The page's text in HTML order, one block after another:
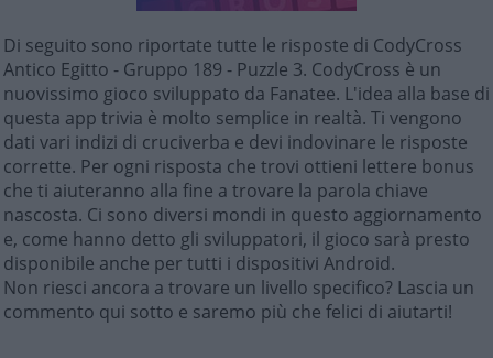
Di seguito sono riportate tutte le risposte di CodyCross
Antico Egitto - Gruppo 189 - Puzzle 3. CodyCross è un
nuovissimo gioco sviluppato da Fanatee. L'idea alla base di
questa app trivia è molto semplice in realtà. Ti vengono
dati vari indizi di cruciverba e devi indovinare le risposte
corrette. Per ogni risposta che trovi ottieni lettere bonus
che ti aiuteranno alla fine a trovare la parola chiave
nascosta. Ci sono diversi mondi in questo aggiornamento
e, come hanno detto gli sviluppatori, il gioco sarà presto
disponibile anche per tutti i dispositivi Android.
Non riesci ancora a trovare un livello specifico? Lascia un
commento qui sotto e saremo più che felici di aiutarti!